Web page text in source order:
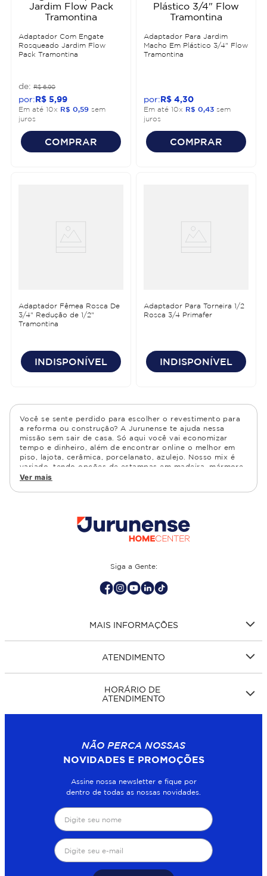
Adaptador Com Engate
Rosqueado Jardim Flow
Pack Tramontina
R$ 6,90
R$ 5 99
Em até 10x R$ 0 59 sem
juros
COMPRAR
Adaptador Para Jardim
Macho Em Plástico 3/4" Flow
Tramontina
R$ 4 30
Em até 10x R$ 0 43 sem
juros
COMPRAR
Adaptador Fêmea Rosca De
3/4" Redução de 1/2"
Tramontina
INDISPONÍVEL
Adaptador Para Torneira 1/2
Rosca 3/4 Primafer
INDISPONÍVEL
Você se sente perdido para escolher o revestimento para
a reforma ou construção? A Jurunense te ajuda nessa
missão sem sair de casa. Só aqui você vai economizar
tempo e dinheiro, além de encontrar online o melhor em
piso, lajota, cerâmica, porcelanato, azulejo. Nosso mix é
variado, tendo opções de estampas em madeira, mármore,
granito, cimento, geométrico, e muito mais Confira as
cozinha, quarto, sala de estar.
Ver mais
Siga a Gente:
MAIS INFORMAÇÕES
ATENDIMENTO
HORÁRIO DE
ATENDIMENTO
NÃO PERCA NOSSAS
NOVIDADES E PROMOÇÕES
Assine nossa newsletter e fique por
dentro de todas as nossas novidades.